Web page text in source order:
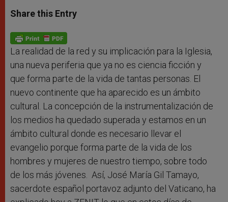
t
s
p
p
s
e
g
e
r
e
b
o
k
Share this Entry
La realidad de la red y su implicación para la Iglesia,
una nueva periferia que ya no es ciencia ficción y
que forma parte de la vida de tantas personas. El
nuevo continente que ha aparecido es un ámbito
cultural. La concepción de la instrumentalización de
los medios ha quedado superada y estamos en un
ámbito cultural donde es necesario llevar el
evangelio porque forma parte de la vida de los
hombres y mujeres de nuestro tiempo, sobre todo
de los más jóvenes. Así, José María Gil Tamayo,
sacerdote español portavoz adjunto del Vaticano, ha